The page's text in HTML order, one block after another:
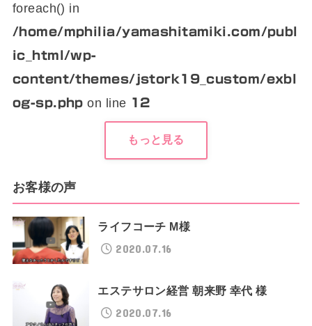
foreach() in
/home/mphilia/yamashitamiki.com/publ
ic_html/wp-
content/themes/jstork19_custom/exbl
og-sp.php on line 12
もっと見る
お客様の声
ライフコーチ M様
2020.07.16
エステサロン経営 朝来野 幸代 様
2020.07.16